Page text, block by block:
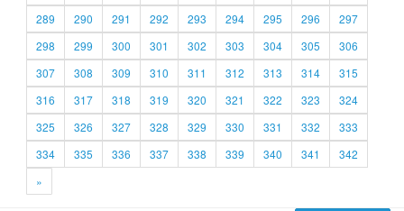
289
290 291 292 293 294 295 296
297
298
299 300 301 302 303 304 305
306
307
308 309 310 311 312 313 314
315
316
317 318 319 320 321 322 323
324
325
326 327 328 329 330 331 332
333
334
335 336 337 338 339 340 341
342
»